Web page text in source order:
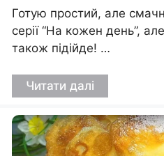
Готую простий, але
серії “На кожен день”,
також підійде! …
Читати далі